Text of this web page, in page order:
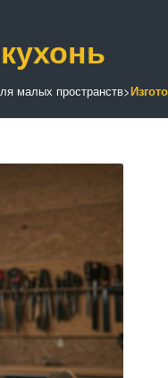
малых пространств>